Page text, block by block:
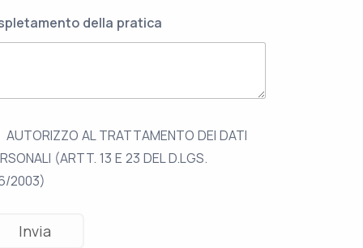
sul lavoro? In
della pratica
AUTORIZZO AL TRATTAMENTO DEI DATI
(ARTT. 13 E 23 DEL D.LGS.
2003)